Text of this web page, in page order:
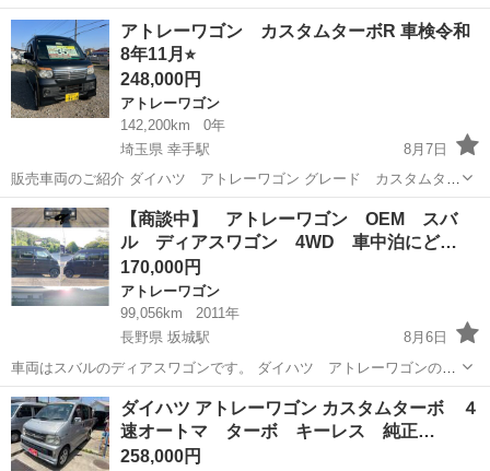
☆☆ 赤字覚悟で大幅にお値下げしましたので、今が大変お買い得とな
ってます(^^)/ 平成23年 ダイハツ アトレーワゴン 4WD カスタム
ターボ ...
宮城 亘理郡 逢隈駅 アトレーワゴン 走行距離
アトレーワゴン カスタムターボR 車検令和
8年11月⭐︎
248,000円
アトレーワゴン
142,200km
0年
埼玉県 幸手駅
8月7日
販売車両のご紹介 ダイハツ アトレーワゴン グレード カスタムター
ボR 型式 ABA-S321G 年式 平成23年 排気量 660cc シフト AT 車
検 令和8年11月10日 走行距離 142200km ⭐︎ターボ ⭐...
埼玉 幸手市 幸手駅 アトレーワゴン
【商談中】 アトレーワゴン OEM スバ
ル ディアスワゴン 4WD 車中泊にど…
170,000円
アトレーワゴン
99,056km
2011年
長野県 坂城駅
8月6日
車両はスバルのディアスワゴンです。 ダイハツ アトレーワゴンの
OEM車です。 車中泊のベースにどうでしょうか 多少乗るので距離増
えると思います ガソリンは結構入ってます 走る・曲がる・止まるは問
題無いと思います(個人的主...
長野 埴科郡 坂城駅 アトレーワゴン
ダイハツ アトレーワゴン カスタムターボ ４
速オートマ ターボ キーレス 純正…
258,000円